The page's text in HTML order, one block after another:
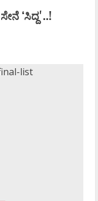
ʻಸಿದ್ದʼ..!